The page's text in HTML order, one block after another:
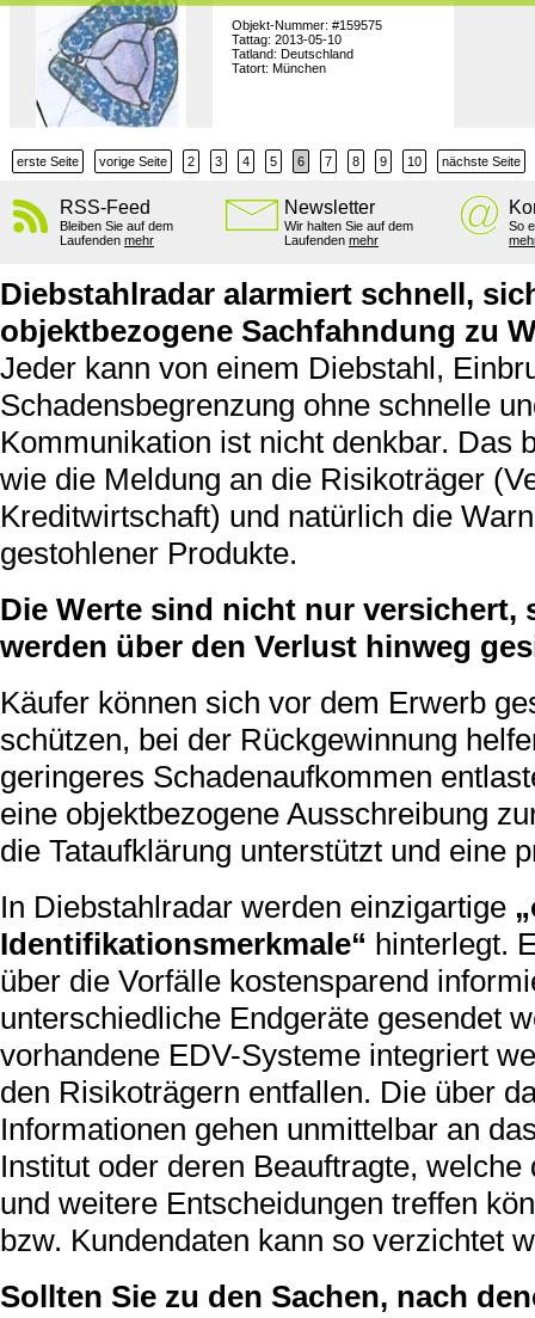
Objekt-Nummer: #159575
Tattag: 2013-05-10
Tatland: Deutschland
Tatort: München
erste Seite vorige Seite 2 3 4 5 6 7 8 9 10 nächste Seite
RSS-Feed
Bleiben Sie auf dem
Laufenden mehr
Newsletter
Wir halten Sie auf dem
Laufenden mehr
So
Diebstahlradar alarmiert schnell,
objektbezogene Sachfahndung zu
Jeder kann von einem Diebstahl,
Schadensbegrenzung ohne schnelle
Kommunikation ist nicht denkbar. Das
wie die Meldung an die Risikoträger
Kreditwirtschaft) und natürlich die
gestohlener Produkte.
Die Werte sind nicht nur
werden über den Verlust hinweg
Käufer können sich vor dem Erwerb
schützen, bei der Rückgewinnung
geringeres Schadenaufkommen
eine objektbezogene Ausschreibung
die Tataufklärung unterstützt und eine
In Diebstahlradar werden einzigartige
Identifikationsmerkmale“ hinterlegt.
über die Vorfälle kostensparend
unterschiedliche Endgeräte gesendet
vorhandene EDV-Systeme integriert
den Risikoträgern entfallen. Die über
Informationen gehen unmittelbar an
Institut oder deren Beauftragte,
und weitere Entscheidungen treffen
bzw. Kundendaten kann so verzichtet
Sollten Sie zu den Sachen, nach